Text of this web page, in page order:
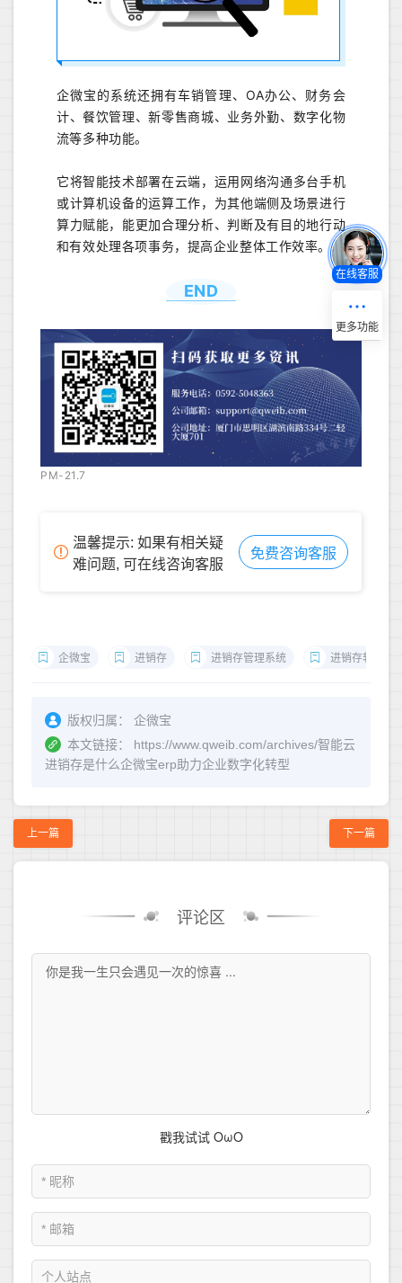
企微宝的系统还拥有车销管理、OA办公、财务会
计、餐饮管理、新零售商城、业务外勤、数字化物
流等多种功能。
它将智能技术部署在云端，运用网络沟通多台手机
或计算机设备的运算工作，为其他端侧及场景进行
算力赋能，能更加合理分析、判断及有目的地行动
和有效处理各项事务，提高企业整体工作效率。
END
PM-21.7
温馨提示: 如果有相关疑
难问题, 可在线咨询客服
免费咨询客服
企微宝 进销存 进销存管理系统 进销存软件
版权归属：
企微宝
本文链接：
https://www.qweib.com/archives/智能云
进销存是什么企微宝erp助力企业数字化转型
上一篇 下一篇
评论区
在线客服